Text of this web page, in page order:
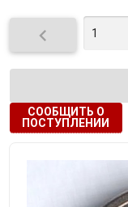

СООБЩИТЬ О
ПОСТУПЛЕНИИ